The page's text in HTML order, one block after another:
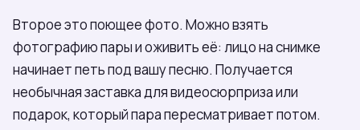
Второе это поющее фото. Можно взять
фотографию пары и оживить её: лицо на снимке
начинает петь под вашу песню. Получается
необычная заставка для видеосюрприза или
подарок, который пара пересматривает потом.